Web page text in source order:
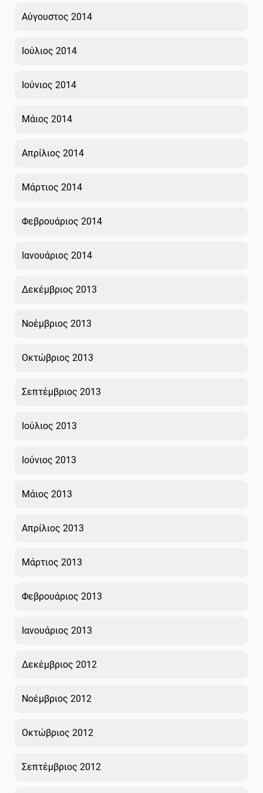
Αύγουστος 2014
Ιούλιος 2014
Ιούνιος 2014
Μάιος 2014
Απρίλιος 2014
Μάρτιος 2014
Φεβρουάριος 2014
Ιανουάριος 2014
Δεκέμβριος 2013
Νοέμβριος 2013
Οκτώβριος 2013
Σεπτέμβριος 2013
Ιούλιος 2013
Ιούνιος 2013
Μάιος 2013
Απρίλιος 2013
Μάρτιος 2013
Φεβρουάριος 2013
Ιανουάριος 2013
Δεκέμβριος 2012
Νοέμβριος 2012
Οκτώβριος 2012
Σεπτέμβριος 2012